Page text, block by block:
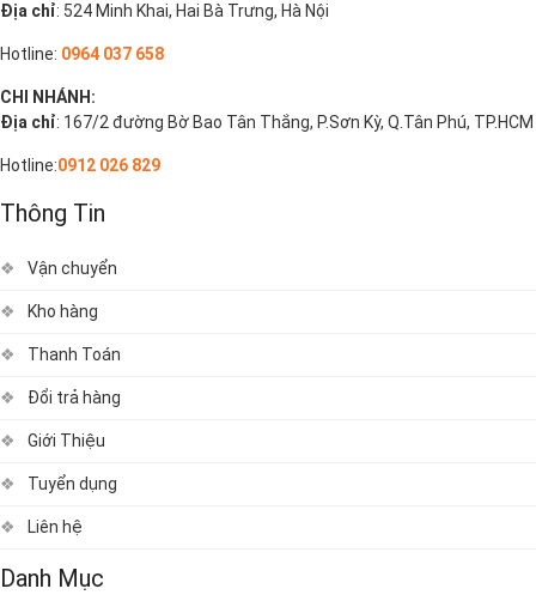
Địa chỉ: 524 Minh Khai, Hai Bà Trưng, Hà Nội
Hotline: 0964 037 658
CHI NHÁNH:
Địa chỉ: 167/2 đường Bờ Bao Tân Thắng, P.Sơn Kỳ, Q.Tân Phú, TP.HCM
Hotline:0912 026 829
Thông Tin
Vận chuyển
Kho hàng
Thanh Toán
Đổi trả hàng
Giới Thiệu
Tuyển dụng
Liên hệ
Danh Mục